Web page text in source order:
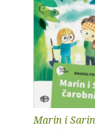
Marin i Sarin